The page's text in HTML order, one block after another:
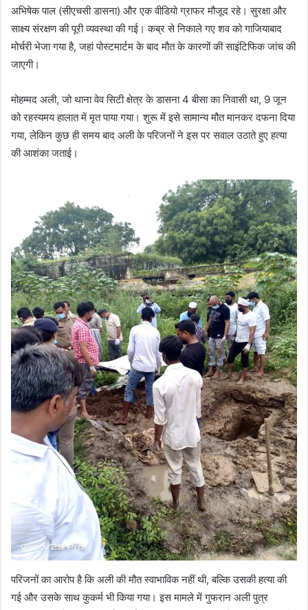
अभिषेक पाल (सीएचसी डासना) और एक वीडियो ग्राफर मौजूद रहे। सुरक्षा और
साक्ष्य संरक्षण की पूरी व्यवस्था की गई। कब्र से निकाले गए शव को गाजियाबाद
मोर्चरी भेजा गया है, जहां पोस्टमार्टम के बाद मौत के कारणों की साइंटिफिक जांच की
जाएगी।
मोहम्मद अली, जो थाना वेव सिटी क्षेत्र के डासना 4 बीसा का निवासी था, 9 जून
को रहस्यमय हालात में मृत पाया गया। शुरू में इसे सामान्य मौत मानकर दफना दिया
गया, लेकिन कुछ ही समय बाद अली के परिजनों ने इस पर सवाल उठाते हुए हत्या
की आशंका जताई।
परिजनों का आरोप है कि अली की मौत स्वाभाविक नहीं थी, बल्कि उसकी हत्या की
गई और उसके साथ कुकर्म भी किया गया। इस मामले में गुफरान अली पुत्र